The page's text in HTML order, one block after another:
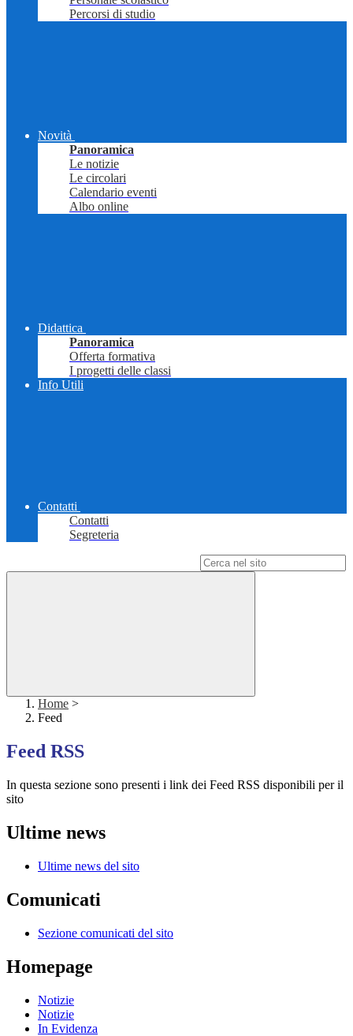
Percorsi di studio
Novità
Panoramica
Le notizie
Le circolari
Calendario eventi
Albo online
Didattica
Panoramica
Offerta formativa
I progetti delle classi
Info Utili
Contatti
Contatti
Segreteria
Home >
Feed
Feed RSS
In questa sezione sono presenti i link dei Feed RSS disponibili per il
sito
Ultime news
Ultime news del sito
Comunicati
Sezione comunicati del sito
Homepage
Notizie
Notizie
In Evidenza